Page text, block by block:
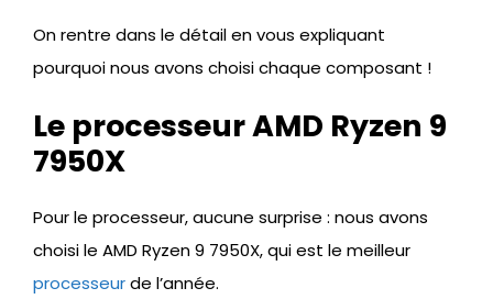
On rentre dans le détail en vous expliquant
pourquoi nous avons choisi chaque composant !
Le processeur AMD Ryzen 9
7950X
Pour le processeur, aucune surprise : nous avons
choisi le AMD Ryzen 9 7950X, qui est le meilleur
processeurde l’année.